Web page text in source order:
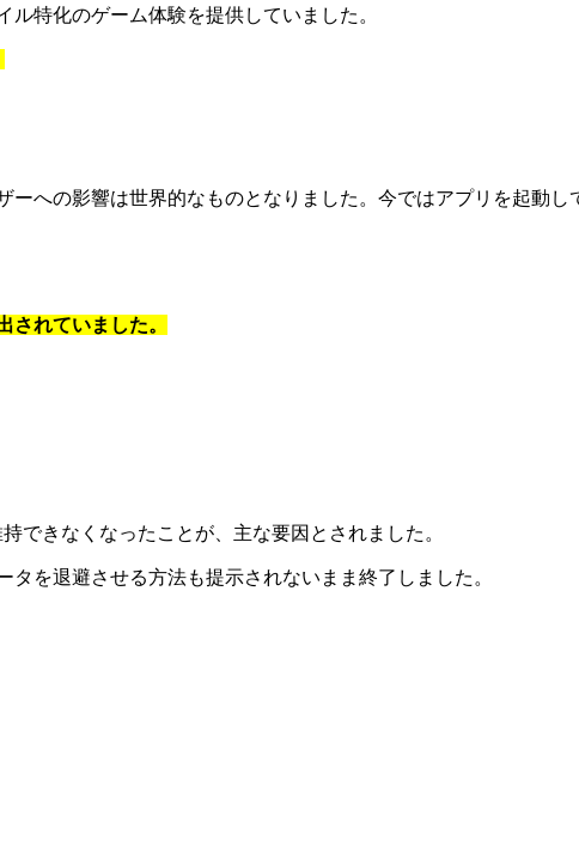
ル特化のゲーム体験を提供していました。
ーへの影響は世界的なものとなりました。今ではアプリを起動し
されていました。
できなくなったことが、主な要因とされました。
を退避させる方法も提示されないまま終了しました。